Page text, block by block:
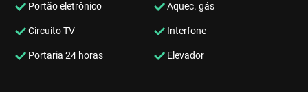
Portão eletrônico Aquec. gás
Circuito TV Interfone
Portaria 24 horas Elevador